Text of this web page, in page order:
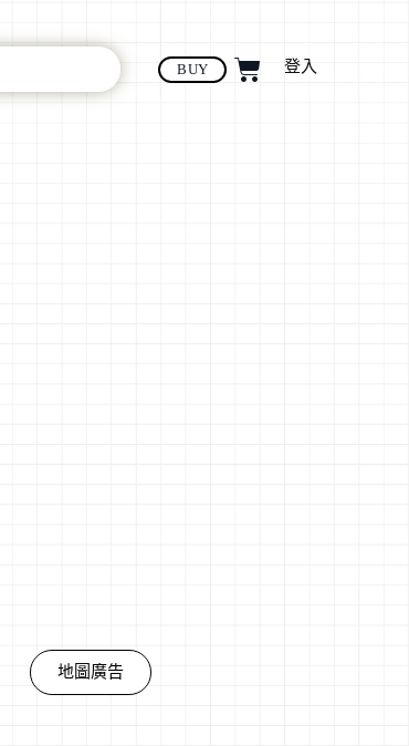
BUY 登入
地圖廣告